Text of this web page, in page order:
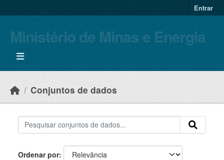
Entrar
Ministério de Minas e Energia
Conjuntos de dados
Ordenar por